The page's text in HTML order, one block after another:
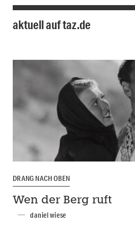
aktuell auf taz.de
DRANG NACH OBEN
Wen der Berg ruft
daniel wiese